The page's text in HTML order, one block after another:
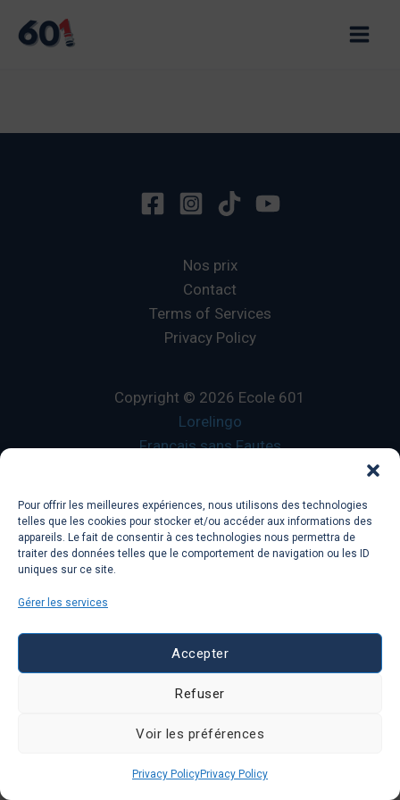
Pour offrir les meilleures expériences, nous utilisons des technologies
telles que les cookies pour stocker et/ou accéder aux informations des
appareils. Le fait de consentir à ces technologies nous permettra de
traiter des données telles que le comportement de navigation ou les ID
uniques sur ce site.
Gérer les services
Accepter
Refuser
Voir les préférences
Privacy PolicyPrivacy Policy
Nos prix
Contact
Terms of Services
Privacy Policy
Copyright © 2026 Ecole 601
Lorelingo
Français sans Fautes
Ecole 601 aLorelingo company, 78 avenue Des
Champs Elysees, 75008, Paris, France